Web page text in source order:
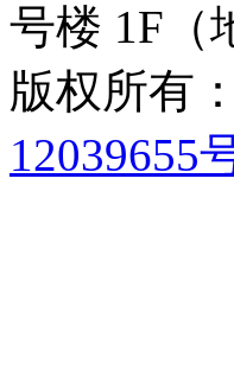
号楼 1F（
版权所有
12039655